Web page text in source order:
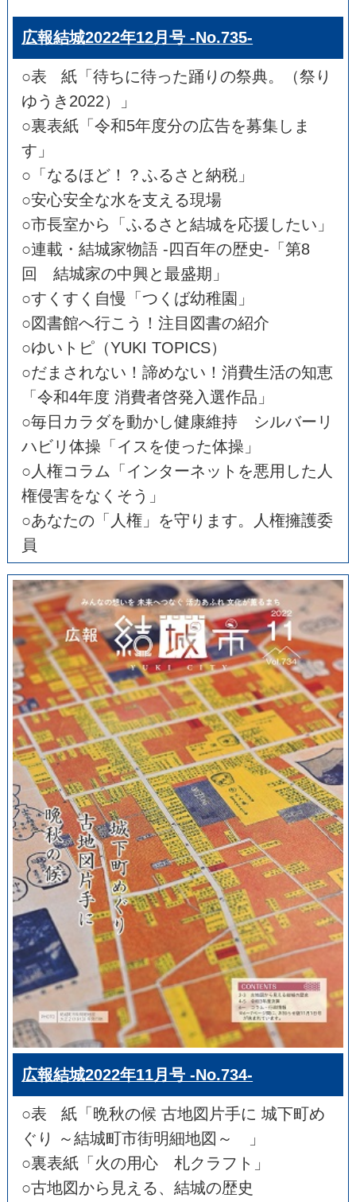
広報結城2022年12月号 -No.735-
○表 紙「待ちに待った踊りの祭典。（祭り
ゆうき2022）」
○裏表紙「令和5年度分の広告を募集しま
す」
○「なるほど！？ふるさと納税」
○安心安全な水を支える現場
○市長室から「ふるさと結城を応援したい」
○連載・結城家物語 -四百年の歴史-「第8
回 結城家の中興と最盛期」
○すくすく自慢「つくば幼稚園」
○図書館へ行こう！注目図書の紹介
○ゆいトピ（YUKI TOPICS）
○だまされない！諦めない！消費生活の知恵
「令和4年度 消費者啓発入選作品」
○毎日カラダを動かし健康維持 シルバーリ
ハビリ体操「イスを使った体操」
○人権コラム「インターネットを悪用した人
権侵害をなくそう」
○あなたの「人権」を守ります。人権擁護委
員
広報結城2022年11月号 -No.734-
○表 紙「晩秋の候 古地図片手に 城下町め
ぐり ～結城町市街明細地図～ 」
○裏表紙「火の用心 札クラフト」
○古地図から見える、結城の歴史